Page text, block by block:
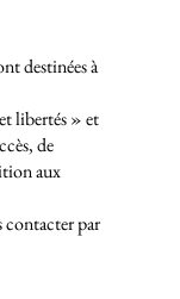
destinées à
libertés » et
de
aux
contacter par